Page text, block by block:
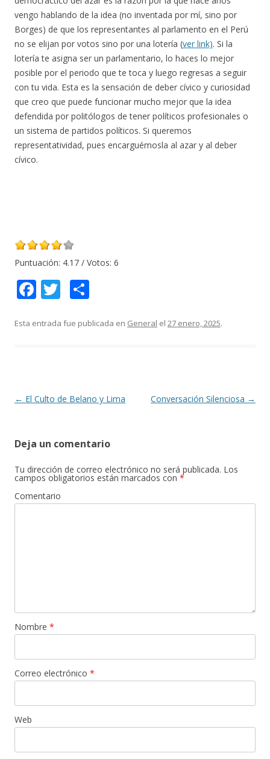
vengo hablando de la idea (no inventada por mí, sino por
Borges) de que los representantes al parlamento en el Perú
no se elijan por votos sino por una lotería (ver link). Si la
lotería te asigna ser un parlamentario, lo haces lo mejor
posible por el periodo que te toca y luego regresas a seguir
con tu vida. Esta es la sensación de deber cívico y curiosidad
que creo que puede funcionar mucho mejor que la idea
defendida por politólogos de tener políticos profesionales o
un sistema de partidos políticos. Si queremos
representatividad, pues encarguémosla al azar y al deber
cívico.
Puntuación: 4.17 / Votos: 6
F
e
k
T
itt m
r
Esta entrada fue publicada en General el 27 enero, 2025.
Navegación
← El Culto de Belano y Lima Conversación Silenciosa →
Deja un comentario
Tu dirección de correo electrónico no será publicada. Los
campos obligatorios están marcados con *
Comentario
Nombre *
Correo electrónico *
Web